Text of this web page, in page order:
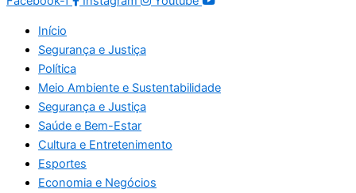
Início
Segurança e Justiça
Política
Meio Ambiente e Sustentabilidade
Segurança e Justiça
Saúde e Bem-Estar
Cultura e Entretenimento
Esportes
Economia e Negócios